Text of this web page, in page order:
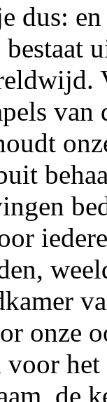
dus:
van
onze
het
de